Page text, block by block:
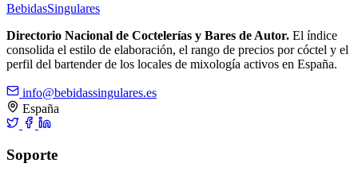
BebidasSingulares
Directorio Nacional de Coctelerías y Bares de Autor. El índice
consolida el estilo de elaboración, el rango de precios por cóctel y el
perfil del bartender de los locales de mixología activos en España.
info@bebidassingulares.es
España
Soporte